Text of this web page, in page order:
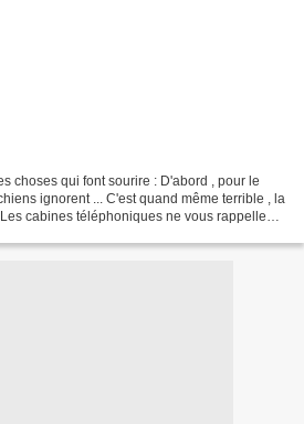
choses qui font sourire : D'abord , pour le
ignorent ... C'est quand même terrible , la
cabines téléphoniques ne vous rappellent